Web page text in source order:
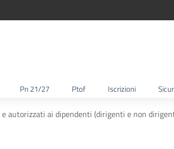
Pn 21/27 Ptof Iscrizioni
autorizzati ai dipendenti (dirigenti e non